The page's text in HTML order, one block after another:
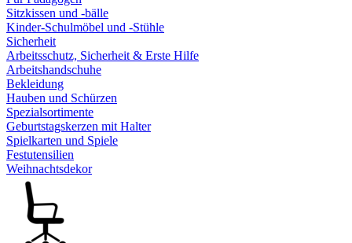
Sitzkissen und -bälle
Kinder-Schulmöbel und -Stühle
Sicherheit
Arbeitsschutz, Sicherheit & Erste Hilfe
Arbeitshandschuhe
Bekleidung
Hauben und Schürzen
Spezialsortimente
Geburtstagskerzen mit Halter
Spielkarten und Spiele
Festutensilien
Weihnachtsdekor